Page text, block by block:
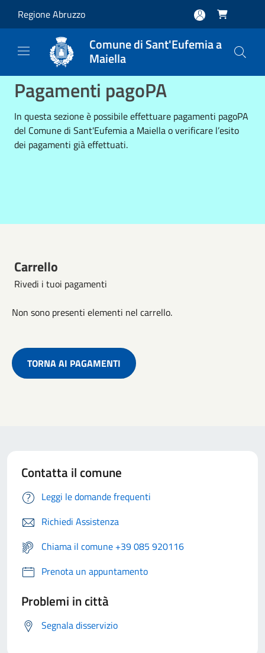
Regione Abruzzo 
Comune di Sant'Eufemia a
Maiella
Pagamenti pagoPA
In questa sezione è possibile effettuare pagamenti pagoPA
del Comune di Sant'Eufemia a Maiella o verificare l’esito
dei pagamenti già effettuati.
Carrello
Rivedi i tuoi pagamenti
Non sono presenti elementi nel carrello.
TORNA AI PAGAMENTI
Contatta il comune
Leggi le domande frequenti
Richiedi Assistenza
Chiama il comune +39 085 920116
Prenota un appuntamento
Problemi in città
Segnala disservizio